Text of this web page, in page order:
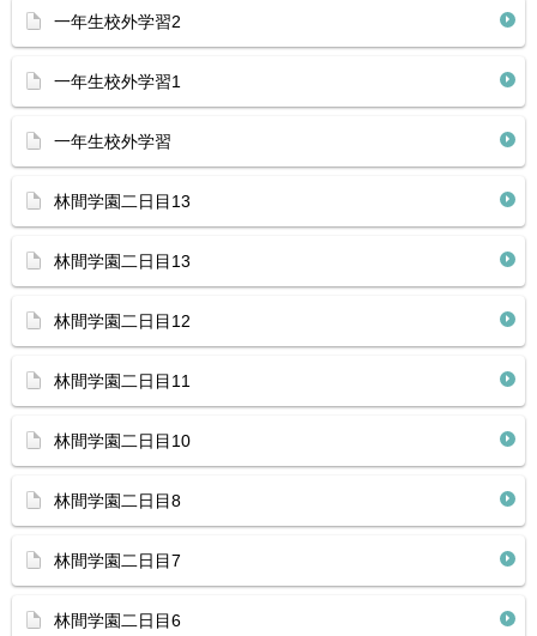
一年生校外学習2
一年生校外学習1
一年生校外学習
林間学園二日目13
林間学園二日目13
林間学園二日目12
林間学園二日目11
林間学園二日目10
林間学園二日目8
林間学園二日目7
林間学園二日目6